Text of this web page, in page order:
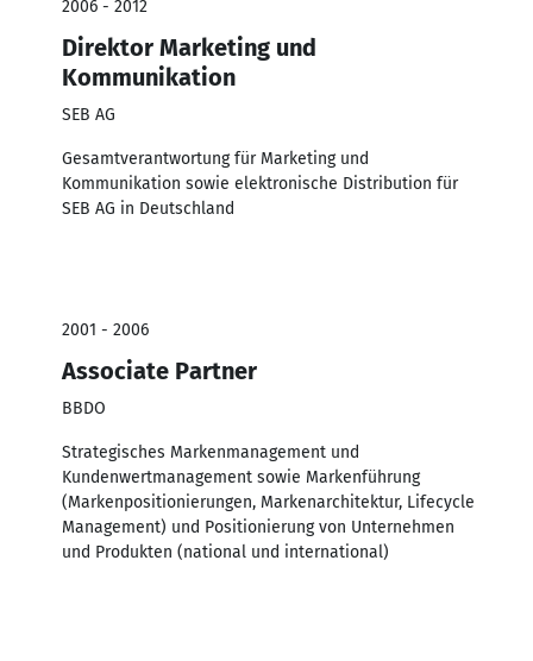
2006 - 2012
Direktor Marketing und
Kommunikation
SEB AG
Gesamtverantwortung für Marketing und
Kommunikation sowie elektronische Distribution für
SEB AG in Deutschland
2001 - 2006
Associate Partner
BBDO
Strategisches Markenmanagement und
Kundenwertmanagement sowie Markenführung
(Markenpositionierungen, Markenarchitektur, Lifecycle
Management) und Positionierung von Unternehmen
und Produkten (national und international)